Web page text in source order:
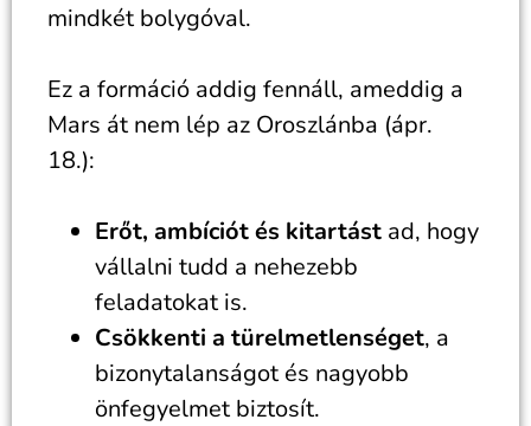
mindkét bolygóval.
Ez a formáció addig fennáll, ameddig a
Mars át nem lép az Oroszlánba (ápr.
18.):
Erőt, ambíciót és kitartást ad, hogy
vállalni tudd a nehezebb
feladatokat is.
Csökkenti a türelmetlenséget, a
bizonytalanságot és nagyobb
önfegyelmet biztosít.